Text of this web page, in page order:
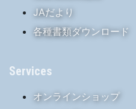
JAだより
各種書類ダウンロード
Services
オンラインショップ